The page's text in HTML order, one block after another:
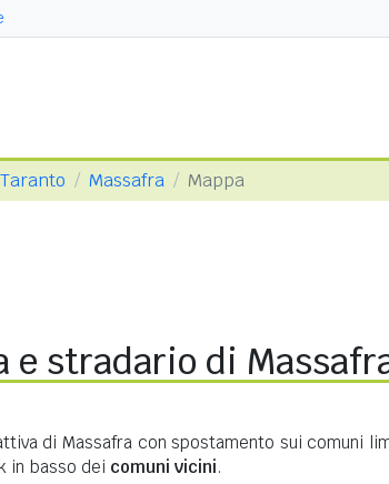
Massafra Mappa
e stradario di
di Massafra con spostamento sui comuni
in basso dei comuni vicini.